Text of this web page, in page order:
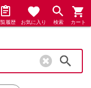
覧履歴 お気に入り 検索 カート